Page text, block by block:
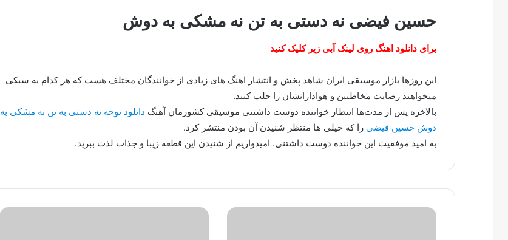
حسین فیضی نه دستی به تن نه مشکی به دوش
برای دانلود اهنگ روی لینک آبی زیر کلیک کنید
این روزها بازار موسیقی ایران شاهد پخش و انتشار اهنگ های زیادی از خوانندگان مختلف هست که هر کدام به سبکی
میخواهند رضایت مخاطبین و هوادارانشان را جلب کنند.
بالاخره پس از مدت‌ها انتظار خواننده دوست داشتنی موسیقی کشورمان آهنگ دانلود نوحه نه دستی به تن نه مشکی به
دوش حسین فیضی را که خیلی ها منتظر شنیدن آن بودن منتشر کرد.
به امید موفقیت این خواننده دوست داشتنی. امیدواریم از شنیدن این قطعه زیبا و جذاب لذت ببرید.